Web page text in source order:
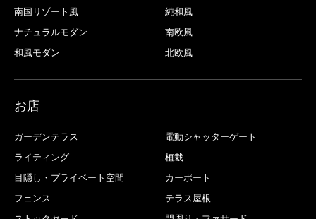
南国リゾート風
純和風
ナチュラルモダン
南欧風
和風モダン
北欧風
お店
ガーデンテラス
電動シャッターゲート
ライティング
植栽
目隠し・プライベート空間
カーポート
フェンス
テラス屋根